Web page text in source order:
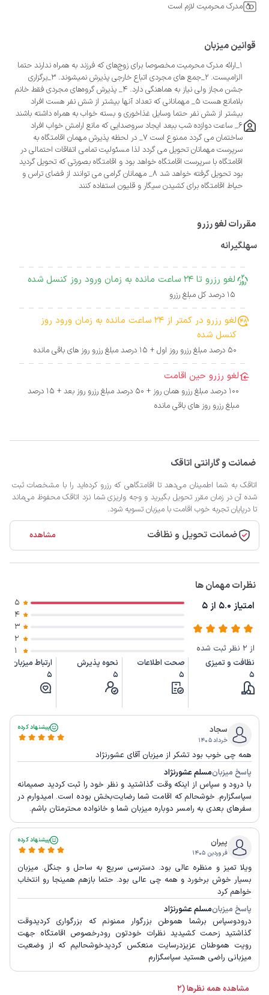
مدرک محرمیت لازم است
قوانین میزبان
1_ارائه مدرک محرمیت مخصوصا برای زوج‌های که فرزند به همراه ندارند حتما
الزامیست. ۲_جمع های مجردی اتباع خارجی پذیرش نمیشوند. ۳_برگزاری
جشن مجاز ولی نیاز به هماهنگی دارد. ۴_ پذیرش گروه‌های مجردی فقط خانم
بلامانع هست 5_ مهمانانی که تعداد آنها بیشتر از شش نفر هست افراد
بیشتر از شش نفر حتما وسایل غذاخوری و بسته خواب به همراه داشته باشند
6_ ساعت دوازده شب ببعد ایجاد سروصدایی که مانع ارامش خواب افراد
ساختمان می گردد ممنوع است ۷_ در لحظه پذیرش مهمان اقامتگاه به
سرپرست مهمانان تحویل می گردد لذا مسئولیت تمامی اتفاقات احتمالی در
اقامتگاه با سرپرست اقامتگاه خواهد بود و اقامتگاه بصورتی که تحویل گردید
بود تحویل گرفته خواهد شد 8_ مهمانان گرامی می توانند از فضای تراس و
حیاط اقامتگاه برای کشیدن سیگار و قلیون استفاده کنند
مقررات لغو رزرو
سهلگیرانه
لغو رزرو تا 24 ساعت مانده به زمان ورود روز کنسل شده
15 درصد کل مبلغ رزرو
لغو رزرو در کمتر از 24 ساعت مانده به زمان ورود روز
کنسل شده
50 درصد مبلغ رزرو روز اول + 15 درصد مبلغ رزرو روز های باقی مانده
لغو رزرو حین اقامت
100 درصد مبلغ رزرو همان روز + 50 درصد مبلغ رزرو روز بعد + 15 درصد
مبلغ رزرو روز های باقی مانده
ضمانت و گارانتی اتاقک
اتاقک به شما اطمینان می‌دهد تا اقامتگاهی که رزرو کرده‌اید را با مشخصات ثبت
شده آن در زمان مقرر تحویل بگیرید و وجه واریزی شما نزد اتاقک محفوظ می‌ماند
تا درپایان تجربه خوب اقامت با میزبان تسویه شود.
ضمانت تحویل و نظافت مشاهده
نظرات مهمان ها
امتیاز 5.0 از 5
از 2 نظر ثبت شده
5
4
3
2
1
نظافت و تمیزی
5
صحت اطلاعات
5
نحوه پذیرش
5
ارتباط میزبان
5
سجاد
خرداد ۱۴۰۵
پیشنهاد کرده
همه چی خوب بود تشکر از میزبان آقای عشورنژاد
پاسخ میزبانمسلم عشورنژاد
با درود و سپاس از اینکه وقت گذاشتید و نظر خود را ثبت کردید صمیمانه
سپاسگزارم. خوشحالم که اقامت شما رضایت‌بخش بوده است. امیدوارم در
سفرهای بعدی به رامسر دوباره میزبان شما و خانواده محترمتان باشم.
پیران
فروردین ۱۴۰۵
پیشنهاد کرده
ویلا تمیز و منظره عالی بود. دسترسی سریع به ساحل و جنگل. میزبان
بسیار خوش برخورد و همه چی عالی بود. حتما بازهم همینجا رو انتخاب
خواهم کرد
پاسخ میزبانمسلم عشورنژاد
درودوسپاس برشما هموطن بزرگوار ممنونم که بزرگواری کردیدوقت
گذاشتید زحمت کشیدید نظرات خودتون رودرخصوص اقامتگاه جهت
رویت هموطنان عزیزدرسایت منعکس کردیدخوشحالیم که از وضعیت
میزبانی راضی هستید سپاسگزارم
مشاهده همه نظرها (2